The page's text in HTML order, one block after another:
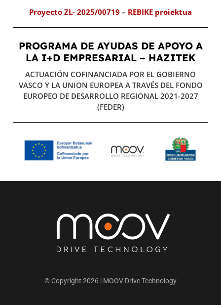
Proyecto ZL- 2025/00719 – REBIKE proiektua
PROGRAMA DE AYUDAS DE APOYO A
LA I+D EMPRESARIAL – HAZITEK
ACTUACIÓN COFINANCIADA POR EL GOBIERNO
VASCO Y LA UNION EUROPEA A TRAVÉS DEL FONDO
EUROPEO DE DESARROLLO REGIONAL 2021-2027
(FEDER)
© Copyright 2026 | MOOV Drive Technology